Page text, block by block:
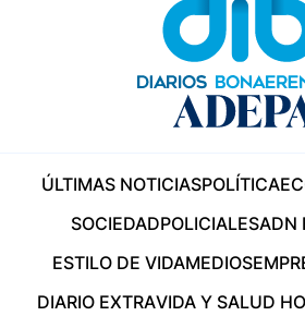
ÚLTIMAS NOTICIASPOLÍTICA
SOCIEDADPOLICIALESADN
ESTILO DE VIDAMEDIOS
DIARIO EXTRAVIDA Y SALUD